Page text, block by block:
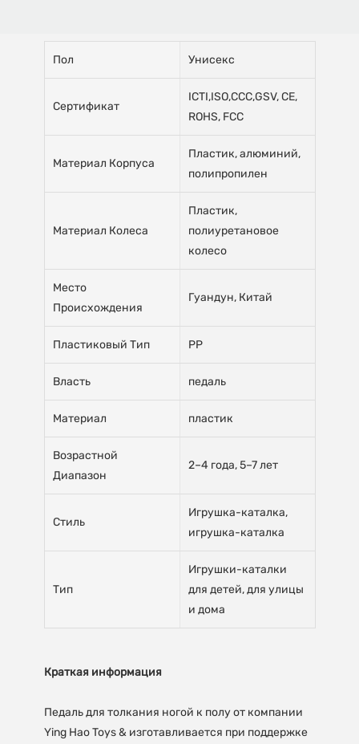
Пол Унисекс
Сертификат
ICTI,ISO,CCC,GSV, CE,
ROHS, FCC
Материал Корпуса
Пластик, алюминий,
полипропилен
Материал Колеса
Пластик,
полиуретановое
колесо
Место
Происхождения
Гуандун, Китай
Пластиковый Тип PP
Власть педаль
Материал пластик
Возрастной
Диапазон
2–4 года, 5–7 лет
Стиль
Игрушка-каталка,
игрушка-каталка
Тип
Игрушки-каталки
для детей, для улицы
и дома
Краткая информация
Педаль для толкания ногой к полу от компании
Ying Hao Toys & изготавливается при поддержке